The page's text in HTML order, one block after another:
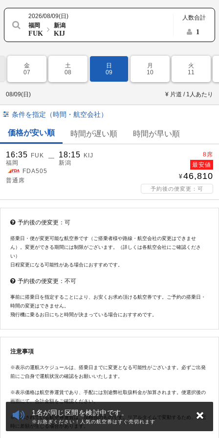
1名が同じ区間を検討中です。
※お急ぎください！人気の航空券はすぐ売切れます
2026/08/09(日)
福岡
FUK
新潟
KIJ
人数合計
1
金
07
土
08
日
09
月
10
火
11
08/09(日) ¥ 片道 / 1人あたり
条件を指定（時間・航空会社）
価格が安い順 時間が遅い順 時間が早い順
16:35
FUK
福岡
― 18:15
KIJ
新潟
FDA505
普通席
8席
最安値
46,810
予約後の便変更：可
予約後の便変更：可
搭乗日・便が変更可能な航空券です（ご搭乗者様や路線・航空会社の変更はできませ
ん）。変更ができる期間には制限がございます。（詳しくは各航空会社にご確認くださ
い）
日程変更になる可能性がある場合におすすめです。
予約後の便変更：不可
事前に搭乗日を指定することにより、お安くお求め頂ける航空券です。ご予約の搭乗日・
時間の変更はできません。
飛行機に乗るお日にちと時間が決まっている場合におすすめです。
注意事項
※表示の運航スケジュールは、搭乗日までに変更となる可能性がございます。必ずご出発
前にご自身で運航状況の確認をお願いいたします。
※表示価格は航空券運賃であり、手配には別途弊社取扱料金が加算されます。便選択後の
画面にて、合計金額をご確認ください。
※表示されている航空券運賃は、現時点のものです。リアルタイムで変動するため、手配
時に差額が生じる場合があります。